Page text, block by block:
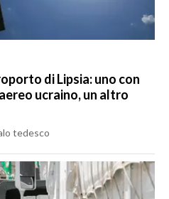
di Lipsia: uno con
ucraino, un altro
tedesco